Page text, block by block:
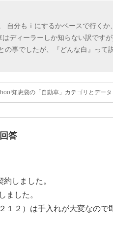
自分もｉにするかベースで行く
ディーラーしか知らない訳です
の事でしたが、『どんな白』って
知恵袋の「自動車」カテゴリとデータ
答
しました。
ました。
１２）は手入れが大変なので